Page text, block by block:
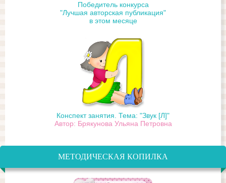
Победитель конкурса
"Лучшая авторская публикация"
в этом месяце
Конспект занятия. Тема: "Звук [Л]"
Автор: Брякунова Ульяна Петровна
МЕТОДИЧЕСКАЯ КОПИЛКА